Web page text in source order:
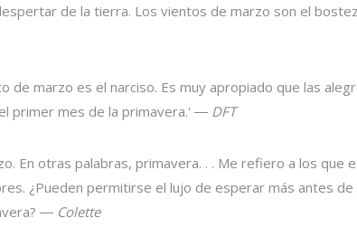
de la tierra. Los vientos de marzo son el
de marzo es el narciso. Es muy apropiado que las
primer mes de la primavera.' ― DFT
En otras palabras, primavera. . . Me refiero a los que
¿Pueden permitirse el lujo de esperar más antes
― Colette